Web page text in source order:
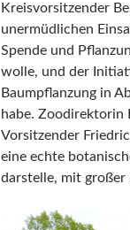
Kreisvorsitzender
unermüdlichen
Spende und
wolle, und der
Baumpflanzung in
habe. Zoodirektorin
Vorsitzender
eine echte
darstelle, mit großer